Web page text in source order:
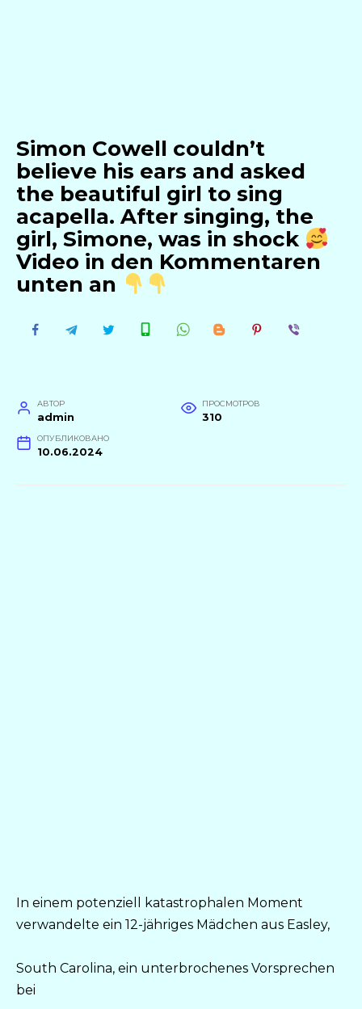
Simon Cowell couldn’t
believe his ears and asked
the beautiful girl to sing
acapella. After singing, the
girl, Simone, was in shock
Video in den Kommentaren
unten an
АВТОР
admin
ПРОСМОТРОВ
310
ОПУБЛИКОВАНО
10.06.2024
In einem potenziell katastrophalen Moment
verwandelte ein 12-jähriges Mädchen aus Easley,
South Carolina, ein unterbrochenes Vorsprechen
bei